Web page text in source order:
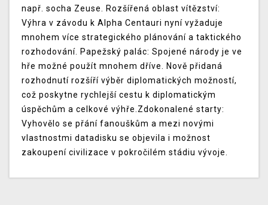
např. socha Zeuse. Rozšířená oblast vítězství:
Výhra v závodu k Alpha Centauri nyní vyžaduje
mnohem více strategického plánování a taktického
rozhodování. Papežský palác: Spojené národy je ve
hře možné použít mnohem dříve. Nově přidaná
rozhodnutí rozšíří výběr diplomatických možností,
což poskytne rychlejší cestu k diplomatickým
úspěchům a celkové výhře.Zdokonalené starty:
Vyhovělo se přání fanouškům a mezi novými
vlastnostmi datadisku se objevila i možnost
zakoupení civilizace v pokročilém stádiu vývoje.